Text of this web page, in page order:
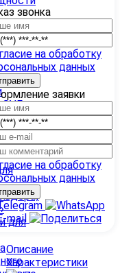
›
СУГ›
›
для
звонка
на обработку
данных
заявки
на обработку
данных
Описание
Характеристики